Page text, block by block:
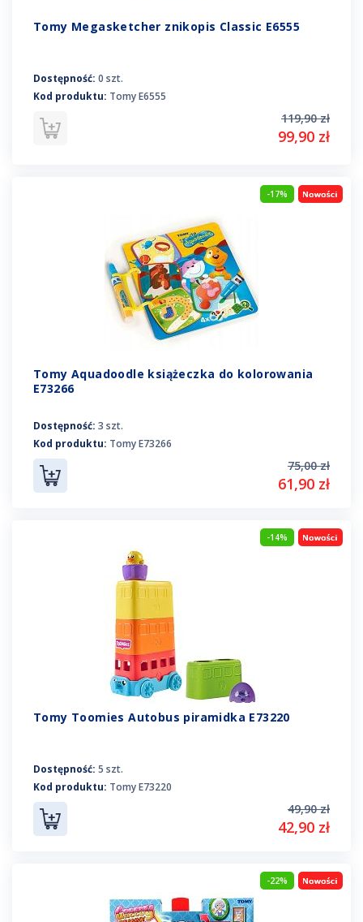
Tomy Megasketcher znikopis Classic E6555
Dostępność: 0 szt.
Kod produktu: Tomy E6555
119,90 zł
99,90 zł
-17%
Tomy Aquadoodle książeczka do kolorowania
E73266
Dostępność: 3 szt.
Kod produktu: Tomy E73266
75,00 zł
61,90 zł
-14%
Tomy Toomies Autobus piramidka E73220
Dostępność: 5 szt.
Kod produktu: Tomy E73220
49,90 zł
42,90 zł
-22%